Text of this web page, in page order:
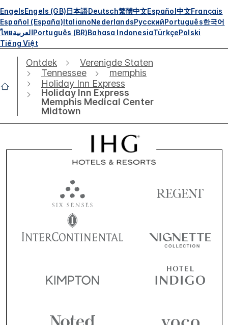
EngelsEngels (GB)日本語Deutsch繁體中文Español中文Français
Español (España)ItalianoNederlandsРусскийPortuguês한국어
ไทยالعربيةPortuguês (BR)Bahasa IndonesiaTürkçePolski
Tiếng Việt
Ontdek
Verenigde Staten
Tennessee
memphis
Holiday Inn Express
Holiday Inn Express
Memphis Medical Center
Midtown